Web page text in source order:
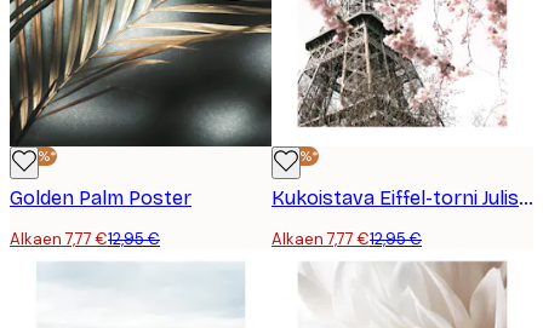
-40%*
Golden Palm Poster
Alkaen 7,77 €12,95 €
-40%*
Kukoistava Eiffel-torni Juliste
Alkaen 7,77 €12,95 €